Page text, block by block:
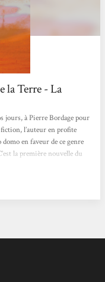
la Terre - La
jours, à Pierre Bordage pour
l’auteur en profite
en faveur de ce genre
la première nouvelle du
Les mythes